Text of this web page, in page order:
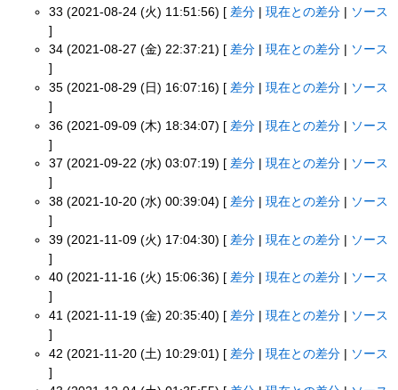
33 (2021-08-24 (火) 11:51:56) [ 差分 |現在との差分 | ソース
]
34 (2021-08-27 (金) 22:37:21) [ 差分 |現在との差分
ソース
]
35 (2021-08-29 (日) 16:07:16) [ 差分 |現在との差分
ソース
]
36 (2021-09-09 (木) 18:34:07) [ 差分 |現在との差分 | ソース
]
37 (2021-09-22 (水) 03:07:19) [ 差分 |現在との差分
ソース
]
38 (2021-10-20 (水) 00:39:04) [ 差分 |現在との差分
ソース
]
39 (2021-11-09 (火) 17:04:30) [ 差分 |現在との差分 | ソース
]
40 (2021-11-16 (火) 15:06:36) [ 差分 |現在との差分
ソース
]
41 (2021-11-19 (金) 20:35:40) [ 差分 |現在との差分
ソース
]
42 (2021-11-20 (土) 10:29:01) [ 差分 |現在との差分 | ソース
]